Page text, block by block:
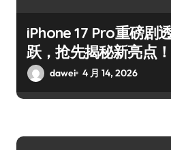
iPhone 17 Pro重磅剧
跃，抢先揭秘新亮点！
dawei 4 月 14, 2026